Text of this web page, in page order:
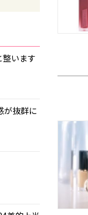
整います
が抜群に